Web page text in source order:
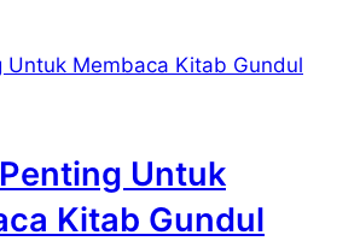
t
e
n
a
a
m
Untuk
Kitab Gundul